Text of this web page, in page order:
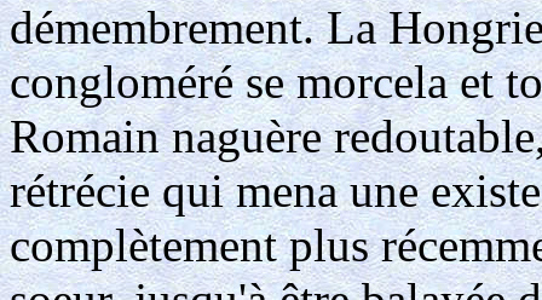
démembrement. La
congloméré se morcela et
Romain naguère
rétrécie qui mena une
complètement plus